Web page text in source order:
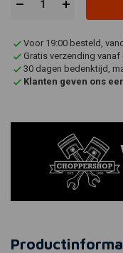
Voor 19:00 besteld,
Gratis verzending vanaf
30 dagen bedenktijd,
Klanten geven ons